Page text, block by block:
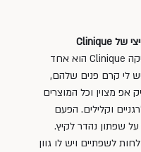
מותג הקוסמטיקה Clinique הוא אחד
לי קרם פנים שלהם,
אפ מצוין וכל המוצרים
וקלילים. הפעם
על שפתון נהדר לקיץ.
לשפתיים ויש לו גוון